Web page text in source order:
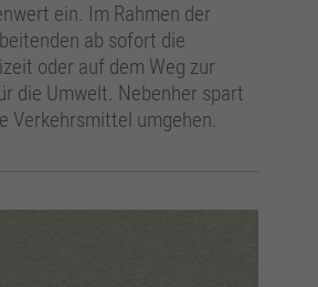
ein. Im Rahmen der
ab sofort die
oder auf dem Weg zur
die Umwelt. Nebenher spart
Verkehrsmittel umgehen.